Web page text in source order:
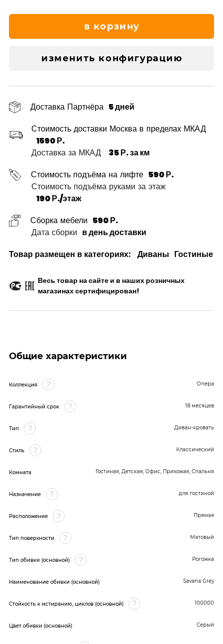
в корзину
изменить конфигурацию
Доставка Партнёра 5 дней
Стоимость доставки Москва в пределах МКАД
1590 Р.
Доставка за МКАД
35 Р. за км
Стоимость подъёма на лифте 590 Р.
Стоимость подъёма руками за этаж
190 Р./этаж
Сборка мебели 590 Р.
Дата сборки в день доставки
Товар размещен в категориях:
Диваны Гостиные
Весь товар на сайте и в наших розничных
магазинах сертифицирован!
Общие характеристики
Коллекция Опера
Гарантийный срок 18 месяцев
Тип Диван-кровать
Стиль Классический
Комната Гостиная, Детская, Офис, Прихожая, Спальня
Назначение для гостиной
Расположение Прямая
Тип поверхности Матовый
Тип обивки (основной) Рогожка
Наименование обивки (основной) Savana Grey
Стойкость к истиранию, циклов (основной) 100000
Цвет обивки (основной) Серый